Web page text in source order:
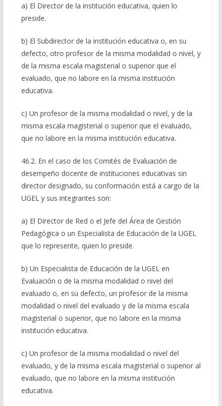
a) El Director de la institución educativa, quien lo
preside.
b) El Subdirector de la institución educativa o, en su
defecto, otro profesor de la misma modalidad o nivel, y
de la misma escala magisterial o superior que el
evaluado, que no labore en la misma institución
educativa.
c) Un profesor de la misma modalidad o nivel, y de la
misma escala magisterial o superior que el evaluado,
que no labore en la misma institución educativa.
46.2. En el caso de los Comités de Evaluación de
desempeño docente de instituciones educativas sin
director designado, su conformación está a cargo de la
UGEL y sus integrantes son:
a) El Director de Red o el Jefe del Área de Gestión
Pedagógica o un Especialista de Educación de la UGEL
que lo represente, quien lo preside.
b) Un Especialista de Educación de la UGEL en
Evaluación o de la misma modalidad o nivel del
evaluado o, en su defecto, un profesor de la misma
modalidad o nivel del evaluado y de la misma escala
magisterial o superior, que no labore en la misma
institución educativa.
c) Un profesor de la misma modalidad o nivel del
evaluado, y de la misma escala magisterial o superior al
evaluado, que no labore en la misma institución
educativa.